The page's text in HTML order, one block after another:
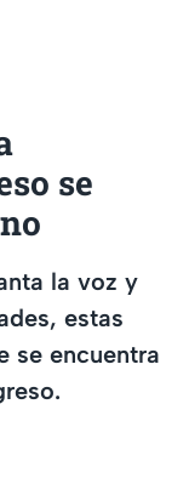
se
la voz y
estas
se encuentra